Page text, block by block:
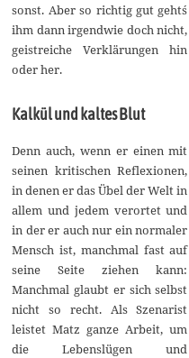
sonst. Aber so richtig gut geht´s
ihm dann irgendwie doch nicht,
geistreiche Verklärungen hin
oder her.
Kalkül und kaltes Blut
Denn auch, wenn er einen mit
seinen kritischen Reflexionen,
in denen er das Übel der Welt in
allem und jedem verortet und
in der er auch nur ein normaler
Mensch ist, manchmal fast auf
seine Seite ziehen kann:
Manchmal glaubt er sich selbst
nicht so recht. Als Szenarist
leistet Matz ganze Arbeit, um
die Lebenslügen und